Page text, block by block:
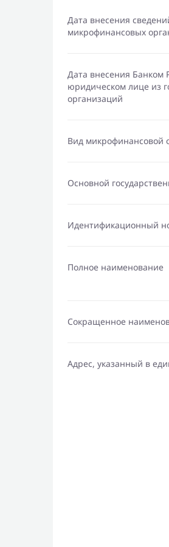
Дата внесения
микрофинансовых
Дата внесения Банком
юридическом лице из
организаций
Вид микрофинансовой
Основной
Идентификационный
Полное наименование
Сокращенное
Адрес, указанный в